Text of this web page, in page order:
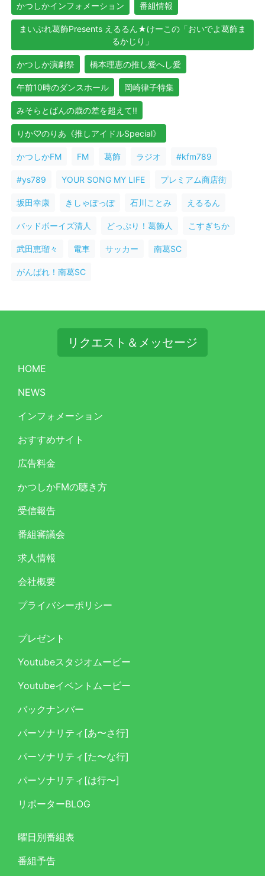
かつしかインフォメーション 番組情報
まいぷれ葛飾Presents えるるん★けーこの「おいでよ葛飾ま
るかじり」
かつしか演劇祭 橋本理恵の推し愛へし愛
午前10時のダンスホール 岡崎律子特集
みそらとばんの歳の差を超えて!!
りか♡のりあ《推しアイドルSpecial》
かつしかFM FM 葛飾 ラジオ #kfm789
#ys789 YOUR SONG MY LIFE プレミアム商店街
坂田幸康 きしゃぽっぽ 石川ことみ えるるん
バッドボーイズ清人 どっぷり！葛飾人 こすぎちか
武田恵瑠々 電車 サッカー 南葛SC
がんばれ！南葛SC
リクエスト＆メッセージ
HOME
NEWS
インフォメーション
おすすめサイト
広告料金
かつしかFMの聴き方
受信報告
番組審議会
求人情報
会社概要
プライバシーポリシー
プレゼント
Youtubeスタジオムービー
Youtubeイベントムービー
バックナンバー
パーソナリティ[あ〜さ行]
パーソナリティ[た〜な行]
パーソナリティ[は行〜]
リポーターBLOG
曜日別番組表
番組予告